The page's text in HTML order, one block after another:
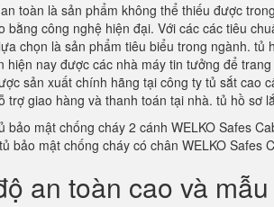
toàn là sản phẩm không thể thiếu được
công nghệ hiện đại. Với các các tiêu
chọn là sản phẩm tiêu biểu trong ngành.
nay được các nhà máy tin tưởng để
sản xuất chính hãng tại công ty tủ sắt
giao hàng và thanh toán tại nhà. tủ hồ sơ
bảo mật chống cháy 2 cánh WELKO Safes
bảo mật chống cháy có chân WELKO
an toàn cao và